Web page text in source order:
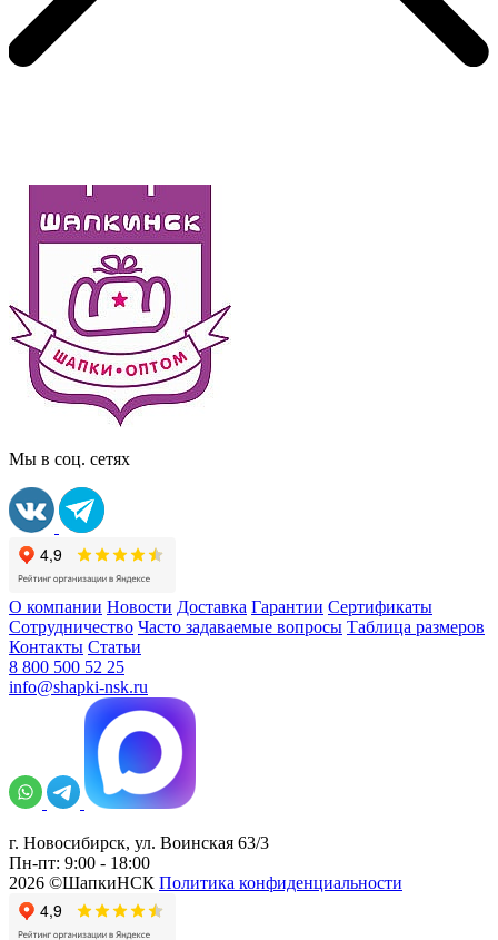
Мы в соц. сетях
О компании Новости Доставка Гарантии Сертификаты
Сотрудничество Часто задаваемые вопросы Таблица размеров
Контакты Статьи
8 800 500 52 25
info@shapki-nsk.ru
г. Новосибирск, ул. Воинская 63/3
Пн-пт: 9:00 - 18:00
2026 ©ШапкиНСК Политика конфиденциальности